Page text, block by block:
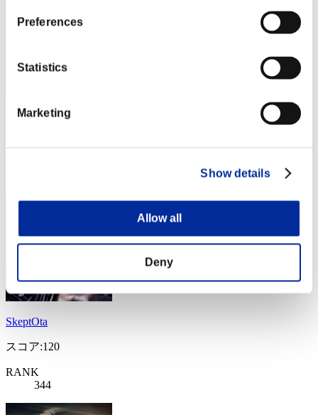
Preferences
Statistics
Marketing
Show details
Allow all
Deny
Palti
SkeptOta
スコア:120
RANK
344